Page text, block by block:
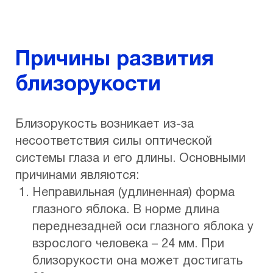
Причины развития
близорукости
Близорукость возникает из-за
несоответствия силы оптической
системы глаза и его длины. Основными
причинами являются:
Неправильная (удлиненная) форма
глазного яблока. В норме длина
переднезадней оси глазного яблока у
взрослого человека – 24 мм. При
близорукости она может достигать